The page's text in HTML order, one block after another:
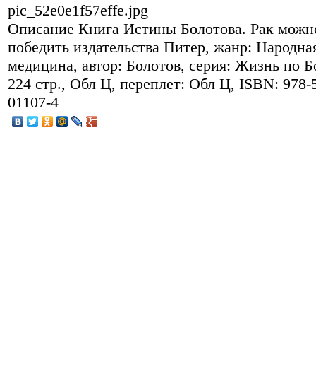
pic_52e0e1f57effe.jpg
Описание Книга Истины Болотова. Рак
победить издательства Питер, жанр:
медицина, автор: Болотов, серия: Жизнь по
224 стр., Обл Ц, переплет: Обл Ц, ISBN: 978-
01107-4